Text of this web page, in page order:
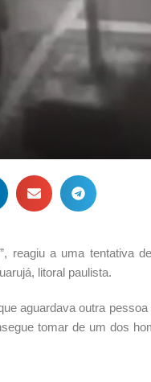
reagiu a uma tentativa
litoral paulista.
aguardava outra
tomar de um dos